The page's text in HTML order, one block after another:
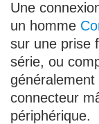
Une
un homme
sur une prise
série, ou
connecteur
périphérique.